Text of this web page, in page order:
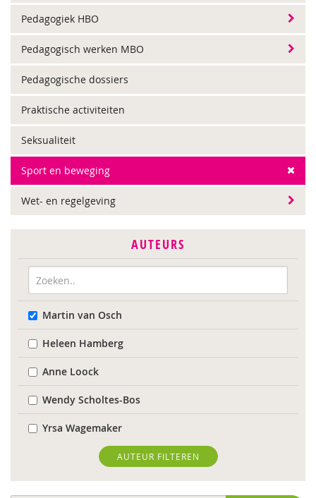
Pedagogiek HBO
Pedagogisch werken MBO
Pedagogische dossiers
Praktische activiteiten
Seksualiteit
Sport en beweging
Wet- en regelgeving
AUTEURS
Martin van Osch
Heleen Hamberg
Anne Loock
Wendy Scholtes-Bos
Yrsa Wagemaker
AUTEUR FILTEREN